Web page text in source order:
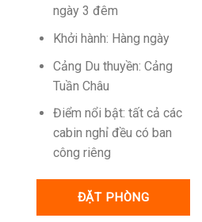
ngày 3 đêm
Khởi hành: Hàng ngày
Cảng Du thuyền: Cảng
Tuần Châu
Điểm nổi bật: tất cả các
cabin nghỉ đều có ban
công riêng
ĐẶT PHÒNG